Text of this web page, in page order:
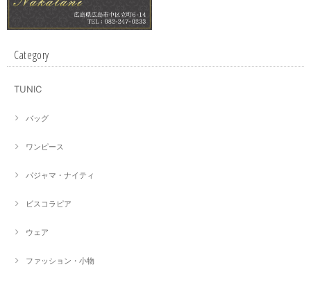
Category
TUNIC
バッグ
ワンピース
パジャマ・ナイティ
ビスコラピア
ウェア
ファッション・小物